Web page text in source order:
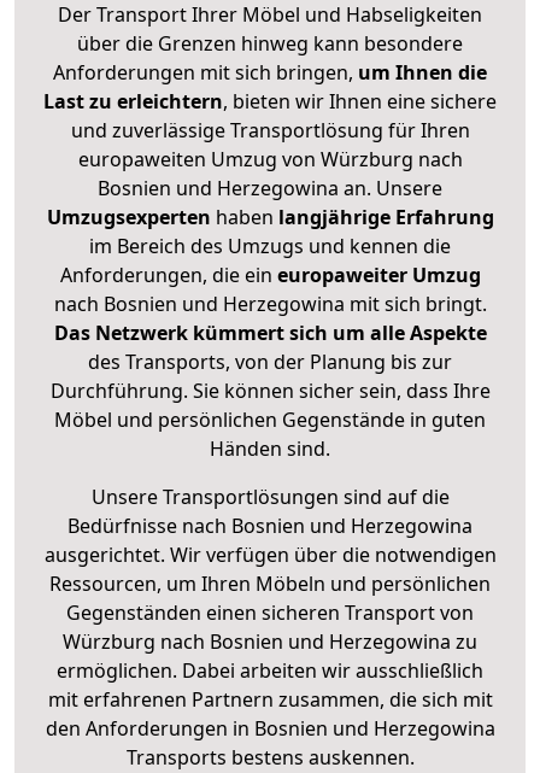
Der Transport Ihrer Möbel und Habseligkeiten
über die Grenzen hinweg kann besondere
Anforderungen mit sich bringen, um Ihnen die
Last zu erleichtern, bieten wir Ihnen eine sichere
und zuverlässige Transportlösung für Ihren
europaweiten Umzug von Würzburg nach
Bosnien und Herzegowina an. Unsere
Umzugsexperten haben langjährige Erfahrung
im Bereich des Umzugs und kennen die
Anforderungen, die ein europaweiter Umzug
nach Bosnien und Herzegowina mit sich bringt.
Das Netzwerk kümmert sich um alle Aspekte
des Transports, von der Planung bis zur
Durchführung. Sie können sicher sein, dass Ihre
Möbel und persönlichen Gegenstände in guten
Händen sind.
Unsere Transportlösungen sind auf die
Bedürfnisse nach Bosnien und Herzegowina
ausgerichtet. Wir verfügen über die notwendigen
Ressourcen, um Ihren Möbeln und persönlichen
Gegenständen einen sicheren Transport von
Würzburg nach Bosnien und Herzegowina zu
ermöglichen. Dabei arbeiten wir ausschließlich
mit erfahrenen Partnern zusammen, die sich mit
den Anforderungen in Bosnien und Herzegowina
Transports bestens auskennen.